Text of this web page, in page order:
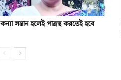
কন্যা সন্তান হলেই পাত্রস্থ করতেই হবে